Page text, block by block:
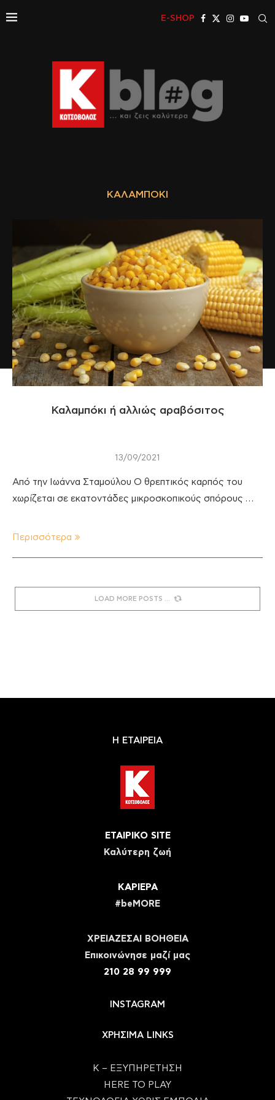
E-SHOP
ΚΑΛΑΜΠΌΚΙ
Καλαμπόκι ή αλλιώς αραβόσιτος
13/09/2021
Από την Ιωάννα Σταμούλου Ο θρεπτικός καρπός του
χωρίζεται σε εκατοντάδες μικροσκοπικούς σπόρους …
Περισσότερα
LOAD MORE POSTS
Η ΕΤΑΙΡΕΙΑ
ΕΤΑΙΡΙΚΟ SITE
Καλύτερη ζωή
ΚΑΡΙΕΡΑ
#beMORE
ΧΡΕΙΑΖΕΣΑΙ ΒΟΗΘΕΙΑ
Eπικοινώνησε μαζί μας
210 28 99 999
INSTAGRAM
ΧΡΗΣΙΜΑ LINKS
Κ – ΕΞΥΠΗΡΕΤΗΣΗ
HERE TO PLAY